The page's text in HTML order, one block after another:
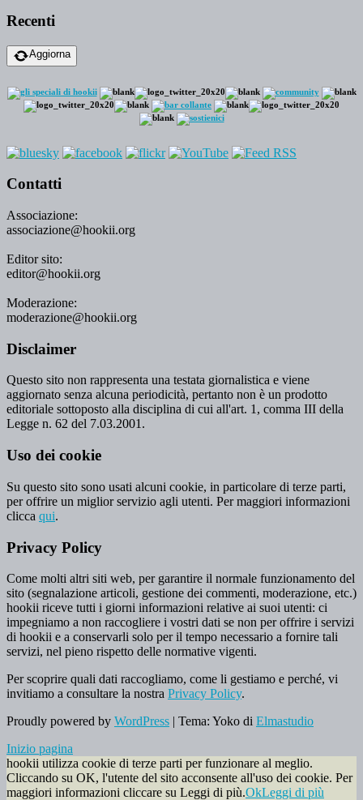
Recenti
Aggiorna
Contatti
Associazione:
associazione@hookii.org
Editor sito:
editor@hookii.org
Moderazione:
moderazione@hookii.org
Disclaimer
Questo sito non rappresenta una testata giornalistica e viene
aggiornato senza alcuna periodicità, pertanto non è un prodotto
editoriale sottoposto alla disciplina di cui all'art. 1, comma III della
Legge n. 62 del 7.03.2001.
Uso dei cookie
Su questo sito sono usati alcuni cookie, in particolare di terze parti,
per offrire un miglior servizio agli utenti. Per maggiori informazioni
clicca qui.
Privacy Policy
Come molti altri siti web, per garantire il normale funzionamento del
sito (segnalazione articoli, gestione dei commenti, moderazione, etc.)
hookii riceve tutti i giorni informazioni relative ai suoi utenti: ci
impegniamo a non raccogliere i vostri dati se non per offrire i servizi
di hookii e a conservarli solo per il tempo necessario a fornire tali
servizi, nel pieno rispetto delle normative vigenti.
Per scoprire quali dati raccogliamo, come li gestiamo e perché, vi
invitiamo a consultare la nostra Privacy Policy.
Proudly powered by WordPress | Tema: Yoko di Elmastudio
Inizio pagina
hookii utilizza cookie di terze parti per funzionare al meglio.
Cliccando su OK, l'utente del sito acconsente all'uso dei cookie. Per
maggiori informazioni cliccare su Leggi di più.OkLeggi di più